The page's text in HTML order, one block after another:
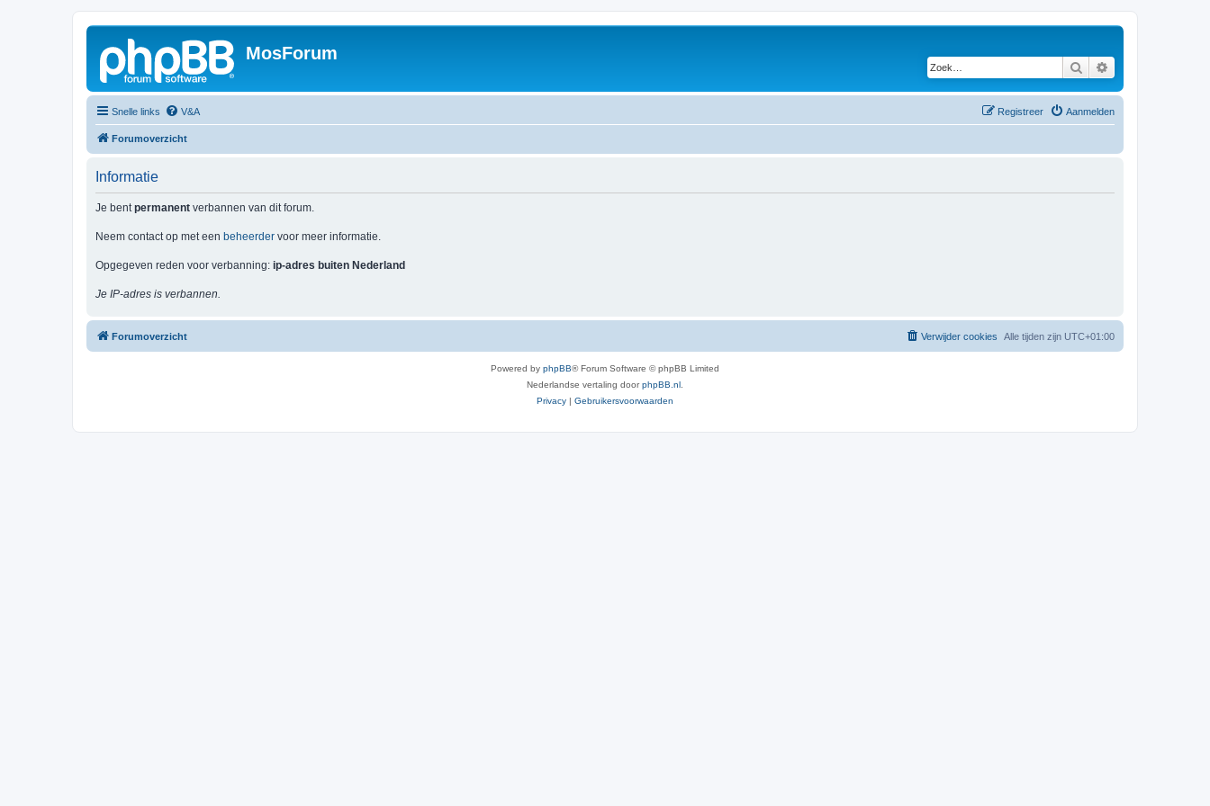
MosForum
Zoek
Snelle links V&A Aanmelden
Registreer
Forumoverzicht
Informatie
Je bentpermanent verbannen van dit forum.
Neem contact op met een beheerder voor meer informatie.
Opgegeven reden voor verbanning: ip-adres buiten Nederland
Je IP-adres is verbannen.
Forumoverzicht Alle tijden zijn UTC+01:00
Verwijder cookies
Powered by phpBB® Forum Software © phpBB Limited
Nederlandse vertaling doorphpBB.nl
Privacy | Gebruikersvoorwaarden